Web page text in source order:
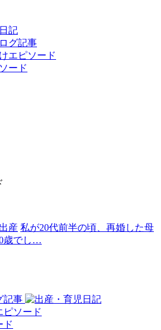
記
グ記事
エピソード
ード
産 私が20代前半の頃、再婚した母
歳でし…